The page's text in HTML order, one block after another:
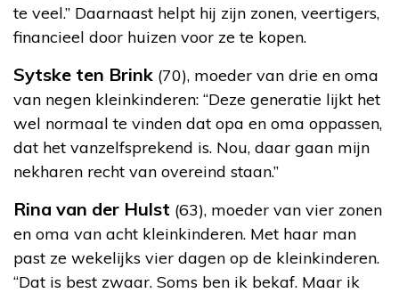
te veel.” Daarnaast helpt hij zijn zonen, veertigers,
financieel door huizen voor ze te kopen.
Sytske ten Brink (70), moeder van drie en oma
van negen kleinkinderen: “Deze generatie lijkt het
wel normaal te vinden dat opa en oma oppassen,
dat het vanzelfsprekend is. Nou, daar gaan mijn
nekharen recht van overeind staan.”
Rina van der Hulst (63), moeder van vier zonen
en oma van acht kleinkinderen. Met haar man
past ze wekelijks vier dagen op de kleinkinderen.
“Dat is best zwaar. Soms ben ik bekaf. Maar ik